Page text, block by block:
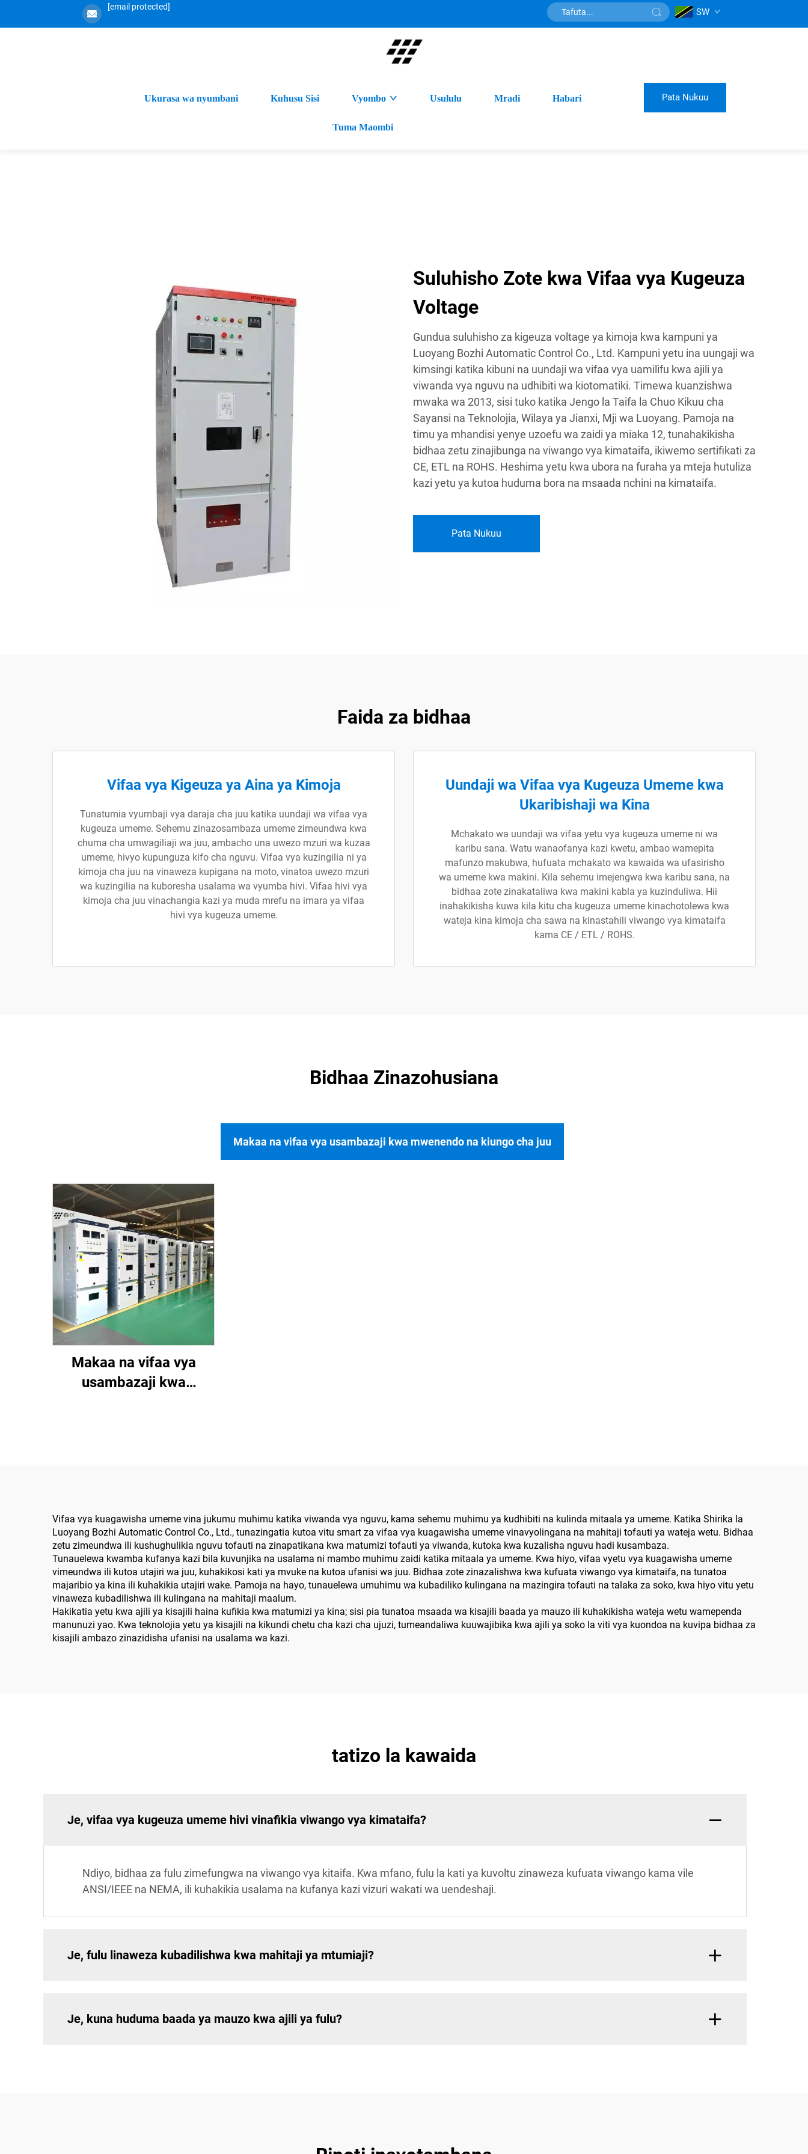
[email protected] SW
Ukurasa wa nyumbani Kuhusu Sisi Vyombo Usululu Mradi Habari
Tuma Maombi
Pata Nukuu
Suluhisho Zote kwa Vifaa vya Kugeuza
Voltage
Gundua suluhisho za kigeuza voltage ya kimoja kwa kampuni ya
Luoyang Bozhi Automatic Control Co., Ltd. Kampuni yetu ina uungaji wa
kimsingi katika kibuni na uundaji wa vifaa vya uamilifu kwa ajili ya
viwanda vya nguvu na udhibiti wa kiotomatiki. Timewa kuanzishwa
mwaka wa 2013, sisi tuko katika Jengo la Taifa la Chuo Kikuu cha
Sayansi na Teknolojia, Wilaya ya Jianxi, Mji wa Luoyang. Pamoja na
timu ya mhandisi yenye uzoefu wa zaidi ya miaka 12, tunahakikisha
bidhaa zetu zinajibunga na viwango vya kimataifa, ikiwemo sertifikati za
CE, ETL na ROHS. Heshima yetu kwa ubora na furaha ya mteja hutuliza
kazi yetu ya kutoa huduma bora na msaada nchini na kimataifa.
Pata Nukuu
Faida za bidhaa
Vifaa vya Kigeuza ya Aina ya Kimoja
Tunatumia vyumbaji vya daraja cha juu katika uundaji wa vifaa vya
kugeuza umeme. Sehemu zinazosambaza umeme zimeundwa kwa
chuma cha umwagiliaji wa juu, ambacho una uwezo mzuri wa kuzaa
umeme, hivyo kupunguza kifo cha nguvu. Vifaa vya kuzingilia ni ya
kimoja cha juu na vinaweza kupigana na moto, vinatoa uwezo mzuri
wa kuzingilia na kuboresha usalama wa vyumba hivi. Vifaa hivi vya
kimoja cha juu vinachangia kazi ya muda mrefu na imara ya vifaa
hivi vya kugeuza umeme.
Uundaji wa Vifaa vya Kugeuza Umeme kwa
Ukaribishaji wa Kina
Mchakato wa uundaji wa vifaa yetu vya kugeuza umeme ni wa
karibu sana. Watu wanaofanya kazi kwetu, ambao wamepita
mafunzo makubwa, hufuata mchakato wa kawaida wa ufasirisho
wa umeme kwa makini. Kila sehemu imejengwa kwa karibu sana, na
bidhaa zote zinakataliwa kwa makini kabla ya kuzinduliwa. Hii
inahakikisha kuwa kila kitu cha kugeuza umeme kinachotolewa kwa
wateja kina kimoja cha sawa na kinastahili viwango vya kimataifa
kama CE / ETL / ROHS.
Bidhaa Zinazohusiana
Makaa na vifaa vya usambazaji kwa mwenendo na kiungo cha juu
Makaa na vifaa vya
usambazaji kwa
Vifaa vya kuagawisha umeme vina jukumu muhimu katika viwanda vya nguvu, kama sehemu muhimu ya kudhibiti na kulinda mitaala ya umeme. Katika Shirika la
Luoyang Bozhi Automatic Control Co., Ltd., tunazingatia kutoa vitu smart za vifaa vya kuagawisha umeme vinavyolingana na mahitaji tofauti ya wateja wetu. Bidhaa
zetu zimeundwa ili kushughulikia nguvu tofauti na zinapatikana kwa matumizi tofauti ya viwanda, kutoka kwa kuzalisha nguvu hadi kusambaza.
Tunauelewa kwamba kufanya kazi bila kuvunjika na usalama ni mambo muhimu zaidi katika mitaala ya umeme. Kwa hiyo, vifaa vyetu vya kuagawisha umeme
vimeundwa ili kutoa utajiri wa juu, kuhakikosi kati ya mvuke na kutoa ufanisi wa juu. Bidhaa zote zinazalishwa kwa kufuata viwango vya kimataifa, na tunatoa
majaribio ya kina ili kuhakikia utajiri wake. Pamoja na hayo, tunauelewa umuhimu wa kubadiliko kulingana na mazingira tofauti na talaka za soko, kwa hiyo vitu yetu
vinaweza kubadilishwa ili kulingana na mahitaji maalum.
Hakikatia yetu kwa ajili ya kisajili haina kufikia kwa matumizi ya kina; sisi pia tunatoa msaada wa kisajili baada ya mauzo ili kuhakikisha wateja wetu wamependa
manunuzi yao. Kwa teknolojia yetu ya kisajili na kikundi chetu cha kazi cha ujuzi, tumeandaliwa kuuwajibika kwa ajili ya soko la viti vya kuondoa na kuvipa bidhaa za
kisajili ambazo zinazidisha ufanisi na usalama wa kazi.
tatizo la kawaida
Je, vifaa vya kugeuza umeme hivi vinafikia viwango vya kimataifa?
Ndiyo, bidhaa za fulu zimefungwa na viwango vya kitaifa. Kwa mfano, fulu la kati ya kuvoltu zinaweza kufuata viwango kama vile
ANSI/IEEE na NEMA, ili kuhakikia usalama na kufanya kazi vizuri wakati wa uendeshaji.
Je, fulu linaweza kubadilishwa kwa mahitaji ya mtumiaji?
Je, kuna huduma baada ya mauzo kwa ajili ya fulu?